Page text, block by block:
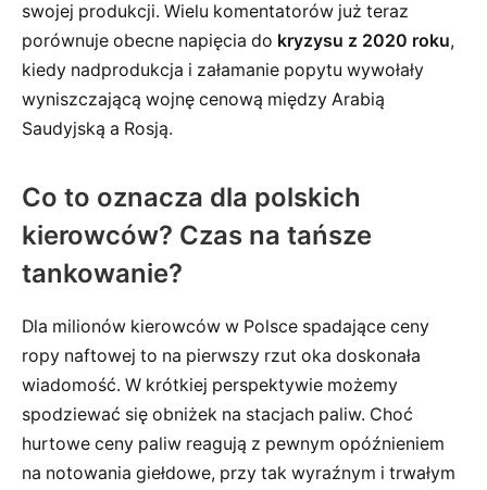
swojej produkcji. Wielu komentatorów już teraz
porównuje obecne napięcia do kryzysu z 2020 roku,
kiedy nadprodukcja i załamanie popytu wywołały
wyniszczającą wojnę cenową między Arabią
Saudyjską a Rosją.
Co to oznacza dla polskich
kierowców? Czas na tańsze
tankowanie?
Dla milionów kierowców w Polsce spadające ceny
ropy naftowej to na pierwszy rzut oka doskonała
wiadomość. W krótkiej perspektywie możemy
spodziewać się obniżek na stacjach paliw. Choć
hurtowe ceny paliw reagują z pewnym opóźnieniem
na notowania giełdowe, przy tak wyraźnym i trwałym